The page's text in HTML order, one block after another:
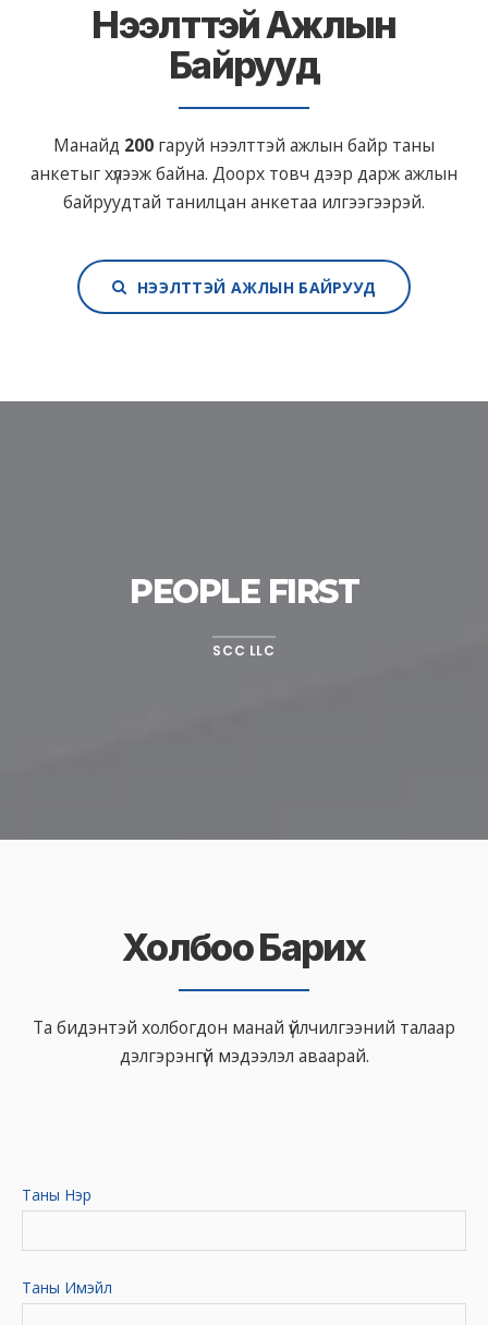
Нээлттэй Ажлын
Байрууд
Манайд 200 гаруй нээлттэй ажлын байр таны
анкетыг хүлээж байна. Доорх товч дээр дарж ажлын
байруудтай танилцан анкетаа илгээгээрэй.
НЭЭЛТТЭЙ АЖЛЫН БАЙРУУД
PEOPLE FIRST
SCC LLC
Холбоо Барих
Та бидэнтэй холбогдон манай үйлчилгээний талаар
дэлгэрэнгүй мэдээлэл аваарай.
Таны Нэр
Таны Имэйл